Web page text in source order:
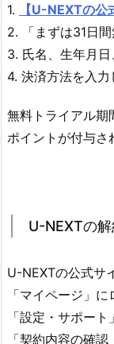
1. 【U-NEXTの公
2. 「まずは31日
3. 氏名、生年月日
4. 決済方法を入力
無料トライアル
ポイントが付与さ
U-NEXTの
U-NEXTの公式サ
「マイページ」に
「設定・サポート
「契約内容の確